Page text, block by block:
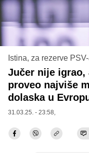
Istina, za rezerve
Jučer nije igrao,
proveo najviše
dolaska u
31.03.25. - 23:58,